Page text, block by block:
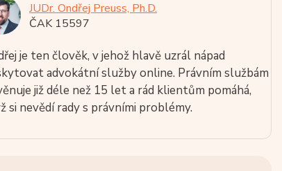
JUDr. Ondřej Preuss, Ph.D.
ČAK 15597
je ten člověk, v jehož hlavě uzrál nápad
advokátní služby online. Právním službám
již déle než 15 let a rád klientům pomáhá,
si nevědí rady s právními problémy.